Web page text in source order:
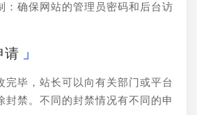
：确保网站的管理员密码和后台访
请
完毕，站长可以向有关部门或平台
封禁。不同的封禁情况有不同的申